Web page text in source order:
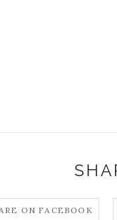
ON FACEBOOK